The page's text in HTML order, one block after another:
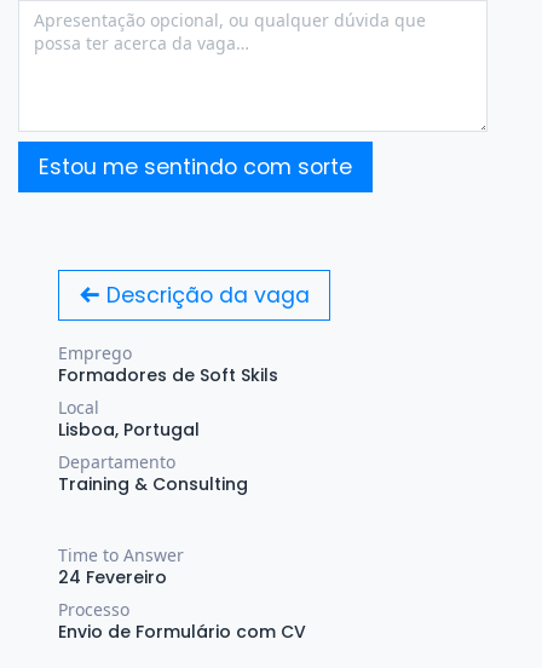
Estou me sentindo com sorte
Descrição da vaga
Emprego
Formadores de Soft Skils
Local
Lisboa, Portugal
Departamento
Training & Consulting
Time to Answer
24 Fevereiro
Processo
Envio de Formulário com CV